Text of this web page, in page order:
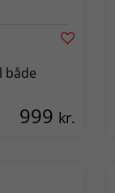
både
999 kr.